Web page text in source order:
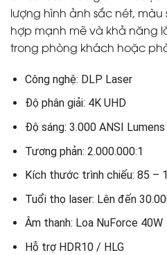
lượng hình ảnh sắc nét,
hợp mạnh mẽ và khả năng
trong phòng khách hoặc
Công nghệ: DLP Laser
Độ phân giải: 4K UHD
Độ sáng: 3.000 ANSI Lumens
Tương phản: 2.000.000:1
Kích thước trình chiếu: 85 –
Tuổi thọ laser: Lên đến
Âm thanh: Loa NuForce 40W
Hỗ trợ HDR10 / HLG